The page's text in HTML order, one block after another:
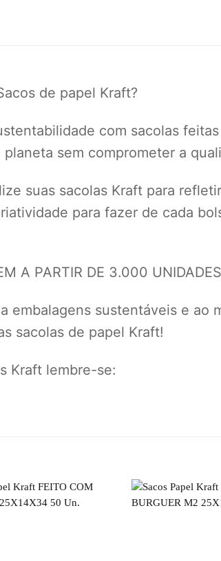
de papel Kraft?
com sacolas
sem comprometer a
suas sacolas Kraft para
para fazer de cada
A PARTIR DE 3.000
embalagens sustentáveis e ao
sacolas de papel Kraft!
Kraft lembre-se: